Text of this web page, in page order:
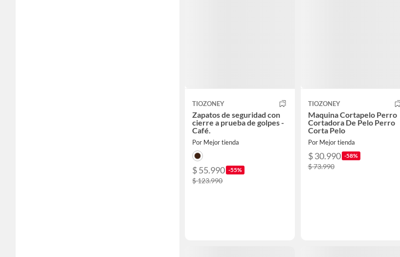
TIOZONEY
Zapatos de seguridad con
cierre a prueba de golpes -
Café.
Por Mejor tienda
$ 55.990 -55%
$ 123.990
TIOZONEY
Maquina Cortapelo Perro
Cortadora De Pelo Perro
Corta Pelo
Por Mejor tienda
$ 30.990 -58%
$ 73.990